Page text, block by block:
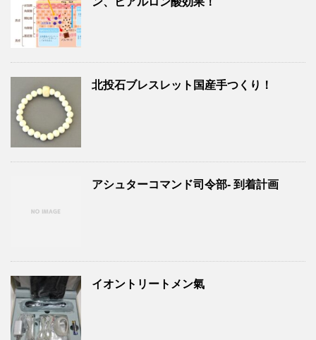
北投石ブレスレット国産手つくり！
アシュターコマンド司令部- 到着計画
イオントリートメン氣